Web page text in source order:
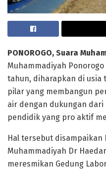
PONOROGO, Suara
Muhammadiyah Ponorogo
tahun, diharapkan di usia
pilar yang membangun
air dengan dukungan dari
pendidik yang pro aktif
Hal tersebut disampaikan
Muhammadiyah Dr
meresmikan Gedung